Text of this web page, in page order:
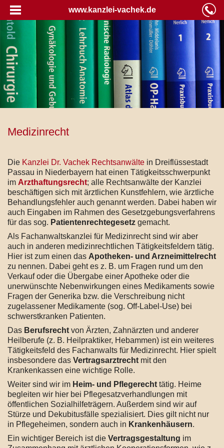
www.kanzlei-vachek.de
Medizinrecht
Die Kanzlei Dr. Vachek Rechtsanwälte in Dreiflüssestadt
Passau in Niederbayern hat einen Tätigkeitsschwerpunkt
im Arzthaftungsrecht; alle Rechtsanwälte der Kanzlei
beschäftigen sich mit ärztlichen Kunstfehlern, wie ärztliche
Behandlungsfehler auch genannt werden. Dabei haben wir
auch Eingaben im Rahmen des Gesetzgebungsverfahrens
für das sog. Patientenrechtegesetz gemacht.
Als Fachanwaltskanzlei für Medizinrecht sind wir aber
auch in anderen medizinrechtlichen Tätigkeitsfeldern tätig.
Hier ist zum einen das Apotheken- und Arzneimittelrecht
zu nennen. Dabei geht es z. B. um Fragen rund um den
Verkauf oder die Übergabe einer Apotheke oder die
unerwünschte Nebenwirkungen eines Medikaments sowie
Fragen der Generika bzw. die Verschreibung nicht
zugelassener Medikamente (sog. Off-Label-Use) bei
schwerstkranken Patienten.
Das Berufsrecht von Ärzten, Zahnärzten und anderer
Heilberufe (z. B. Heilpraktiker, Hebammen) ist ein weiteres
Tätigkeitsfeld des Fachanwalts für Medizinrecht. Hier spielt
insbesondere das Vertragsarztrecht mit den
Krankenkassen eine wichtige Rolle.
Weiter sind wir im Heim- und Pflegerecht tätig. Heime
begleiten wir hier bei Pflegesatzverhandlungen mit
öffentlichen Sozialhilfeträgern. Außerdem sind wir auf
Stürze und Dekubitusfälle spezialisiert. Dies gilt nicht nur
in Pflegeheimen, sondern auch in Krankenhäusern.
Ein wichtiger Bereich ist die Vertragsgestaltung im